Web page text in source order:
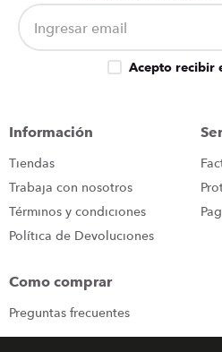
Acepto recibir
Información
Tiendas
Trabaja con nosotros
Términos y condiciones
Política de Devoluciones
Como comprar
Preguntas frecuentes